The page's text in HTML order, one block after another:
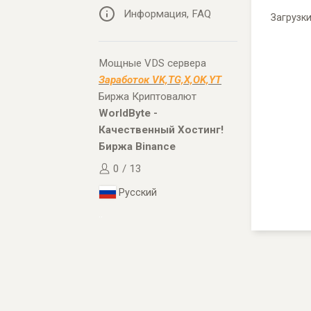
Информация, FAQ
Мощные VDS сервера
Заработок VK,TG,X,OK,YT
Биржа Криптовалют
WorldByte -
Качественный Хостинг!
Биржа Binance
0 / 13
Русский
Загрузки